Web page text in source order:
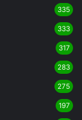
335
333
317
283
275
197